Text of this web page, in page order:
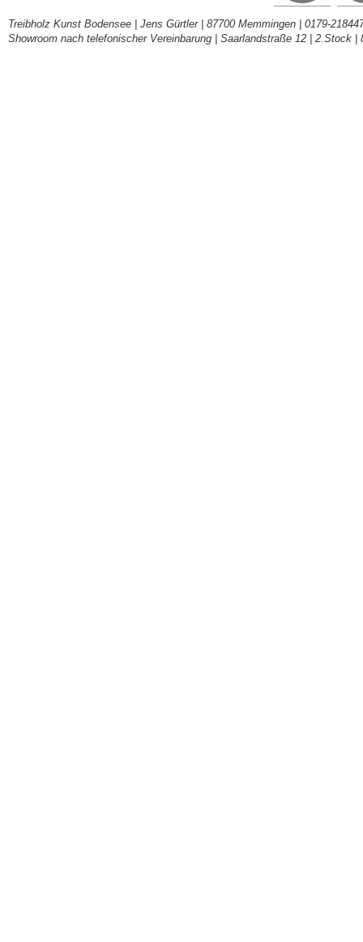
Treibholz Kunst Bodensee | Jens Gürtler | 87700 Memmingen | 0179-
Showroom nach telefonischer Vereinbarung | Saarlandstraße 12 | 2.Stock |